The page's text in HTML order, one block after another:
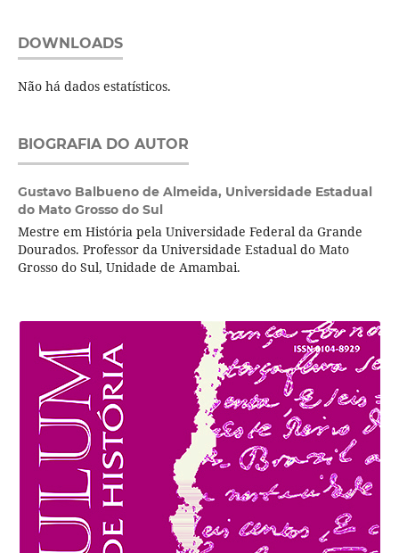
DOWNLOADS
Não há dados estatísticos.
BIOGRAFIA DO AUTOR
Gustavo Balbueno de Almeida, Universidade Estadual
do Mato Grosso do Sul
Mestre em História pela Universidade Federal da Grande
Dourados. Professor da Universidade Estadual do Mato
Grosso do Sul, Unidade de Amambai.